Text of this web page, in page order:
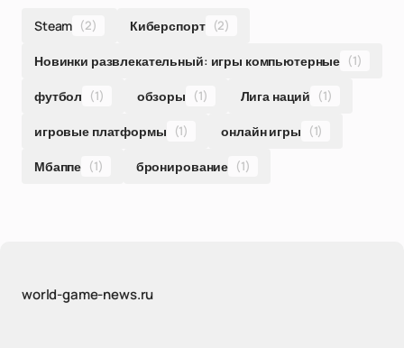
Steam (2) Киберспорт (2)
Новинки развлекательный: игры компьютерные (1)
футбол (1) обзоры (1) Лига наций (1)
игровые платформы (1) онлайн игры (1)
Мбаппе (1) бронирование (1)
world-game-news.ru